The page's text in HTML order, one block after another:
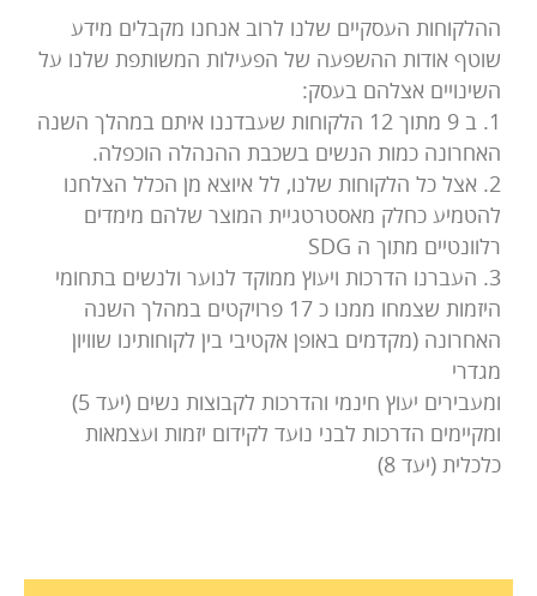
ההלקוחות העסקיים שלנו לרוב אנחנו מקבלים מידע
שוטף אודות ההשפעה של הפעילות המשותפת שלנו על
השינויים אצלהם בעסק:
1. ב 9 מתוך 12 הלקוחות שעבדננו איתם במהלך השנה
האחרונה כמות הנשים בשכבת ההנהלה הוכפלה.
2. אצל כל הלקוחות שלנו, לל איוצא מן הכלל הצלחנו
להטמיע כחלק מאסטרטגיית המוצר שלהם מימדים
רלוונטיים מתוך ה SDG
3. העברנו הדרכות ויעוץ ממוקד לנוער ולנשים בתחומי
היזמות שצמחו ממנו כ 17 פרויקטים במהלך השנה
האחרונה (מקדמים באופן אקטיבי בין לקוחותינו שוויון
מגדרי
ומעבירים יעוץ חינמי והדרכות לקבוצות נשים (יעד 5)
ומקיימים הדרכות לבני נועד לקידום יזמות ועצמאות
כלכלית (יעד 8)